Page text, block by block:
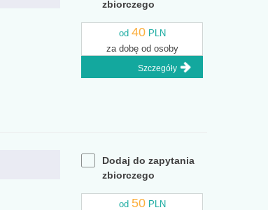
zbiorczego
od 40PLN
za dobę od osoby
Szczegóły
Dodaj do zapytania
zbiorczego
od 50PLN